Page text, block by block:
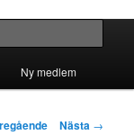
Ny medlem
Nästa →